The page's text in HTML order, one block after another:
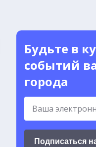
Будьте в
событий
города
Подписаться